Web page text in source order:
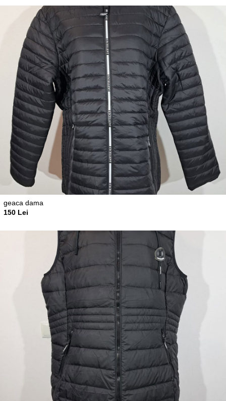
geaca dama
150 Lei